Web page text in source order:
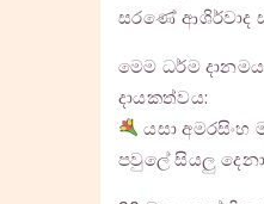
සරණේ ආශිර්වාද
මෙම ධර්ම
දායකත්වය:
යසා
පවුලේ සියලු